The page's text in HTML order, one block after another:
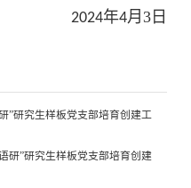
2024年4月 3 日
”研究生样板党支部培育创建工
研”研究生样板党支部培育创建